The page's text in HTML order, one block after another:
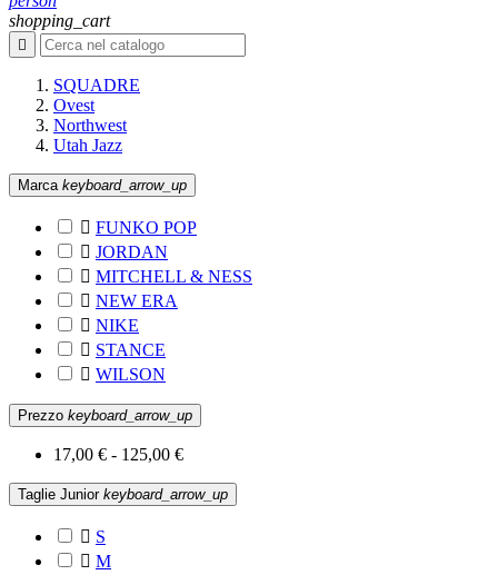
shopping_cart

SQUADRE
Ovest
Northwest
Utah Jazz
Marca keyboard_arrow_up
 FUNKO POP
 JORDAN
 MITCHELL & NESS
 NEW ERA
 NIKE
 STANCE
 WILSON
Prezzo keyboard_arrow_up
17,00 € - 125,00 €
Taglie Junior keyboard_arrow_up
 S
 M